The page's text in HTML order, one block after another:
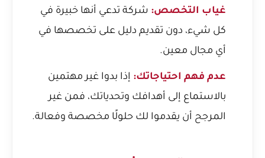
غياب التخصص: شركة تدعي أنها خبيرة في
كل شيء، دون تقديم دليل على تخصصها في
أي مجال معين.
عدم فهم احتياجاتك: إذا بدوا غير مهتمين
بالاستماع إلى أهدافك وتحدياتك، فمن غير
المرجح أن يقدموا لك حلولًا مخصصة وفعالة.